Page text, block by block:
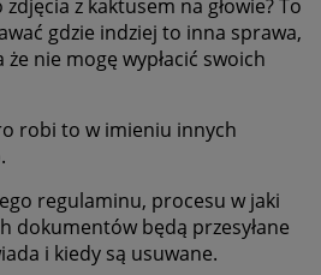
z kaktusem na głowie? To
gdzie indziej to inna sprawa,
nie mogę wypłacić swoich
robi to w imieniu innych
regulaminu, procesu w jaki
dokumentów będą przesyłane
i kiedy są usuwane.